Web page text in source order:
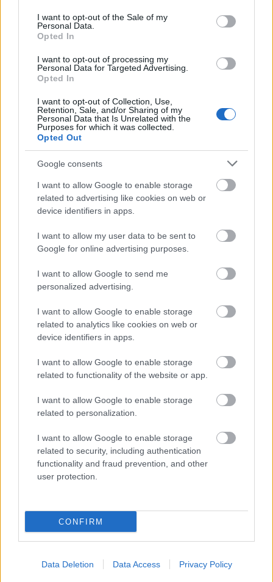
consent section.
I want to opt-out of the Sale of my
Personal Data.
Opted In
I want to opt-out of processing my
Personal Data for Targeted Advertising.
Opted In
I want to opt-out of Collection, Use,
Retention, Sale, and/or Sharing of my
Personal Data that Is Unrelated with the
Purposes for which it was collected.
Opted Out
Google consents
I want to allow Google to enable storage
related to advertising like cookies on web or
device identifiers in apps.
I want to allow my user data to be sent to
Google for online advertising purposes.
I want to allow Google to send me
personalized advertising.
I want to allow Google to enable storage
related to analytics like cookies on web or
device identifiers in apps.
I want to allow Google to enable storage
related to functionality of the website or app.
I want to allow Google to enable storage
related to personalization.
I want to allow Google to enable storage
related to security, including authentication
functionality and fraud prevention, and other
user protection.
CONFIRM
Data Deletion Data Access Privacy Policy
már egy Varázsfuvolát, akkori végzős
osztályunknak. A kamara-változat
lehetőséget adott a könnyedségre a
szellemes idézőjelekre, igazi kihívás ennek
egy törekedét átmenteni a súlyokkal terhelt
nagyoperai közegbe. Mozart mindkét
énjének benne kell lennie az előadásban: a
haláltól megérintett géniusznak és a lüke,
mohó kispolgárnak, aki Papagenóban
testesül meg. Ebben nagyszerű partner a
világhírű, nagy tudású karmester, Leif
Segerstam, aki ellenállhatatlanul inspirálja a
zenekart és az énekeseket. Nem idegen tőle
sem a sodró szenvedély, sem a harsány
humor" - nyilatkozta a rendező.
Az opera kettős, nemzetközi
szereposztásban lesz látható az Öresund-
hídon tizenöt perc alatt elérhető,
Koppenhágával jószerével szomszédos svéd
városban. Míg például az egyik Sarastrót a
híres német basszus, Reinhard Hagen
formálja meg, az Éj királynőjének szerepén
Miklósa Erikaés a norvég
Forrás:MTI
Mozart
Tamás